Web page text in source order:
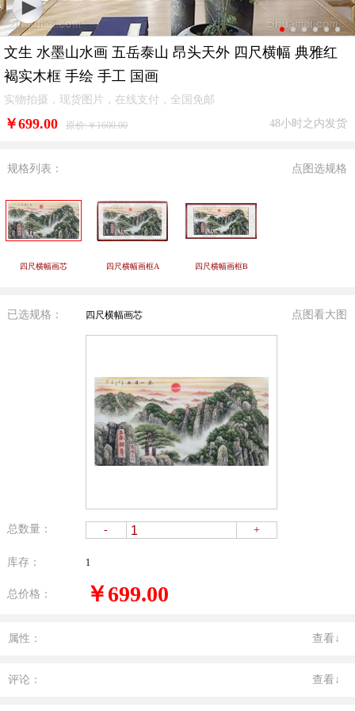
文生 水墨山水画 五岳泰山 昂头天外 四尺横幅 典雅红
褐实木框 手绘 手工 国画
实物拍摄，现货图片，在线支付，全国免邮
￥699.00 原价:￥1600.00 48小时之内发货
规格列表： 点图选规格
四尺横幅画芯 四尺横幅画框A 四尺横幅画框B
已选规格： 四尺横幅画芯 点图看大图
总数量： - +
库存： 1
总价格： ￥699.00
属性： 查看↓
评论： 查看↓